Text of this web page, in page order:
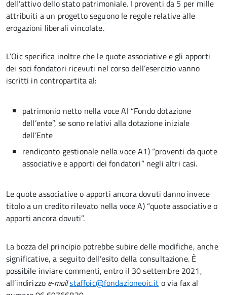
dell’attivo dello stato patrimoniale. I proventi da 5 per mille
attribuiti a un progetto seguono le regole relative alle
erogazioni liberali vincolate.
L’Oic specifica inoltre che le quote associative e gli apporti
dei soci fondatori ricevuti nel corso dell’esercizio vanno
iscritti in contropartita al:
patrimonio netto nella voce AI “Fondo dotazione
dell’ente”, se sono relativi alla dotazione iniziale
dell’Ente
rendiconto gestionale nella voce A1) “proventi da quote
associative e apporti dei fondatori” negli altri casi.
Le quote associative o apporti ancora dovuti danno invece
titolo a un credito rilevato nella voce A) “quote associative o
apporti ancora dovuti”.
La bozza del principio potrebbe subire delle modifiche, anche
significative, a seguito dell’esito della consultazione. È
possibile inviare commenti, entro il 30 settembre 2021,
all’indirizzo e-mailstaffoic@fondazioneoic.it o via fax al